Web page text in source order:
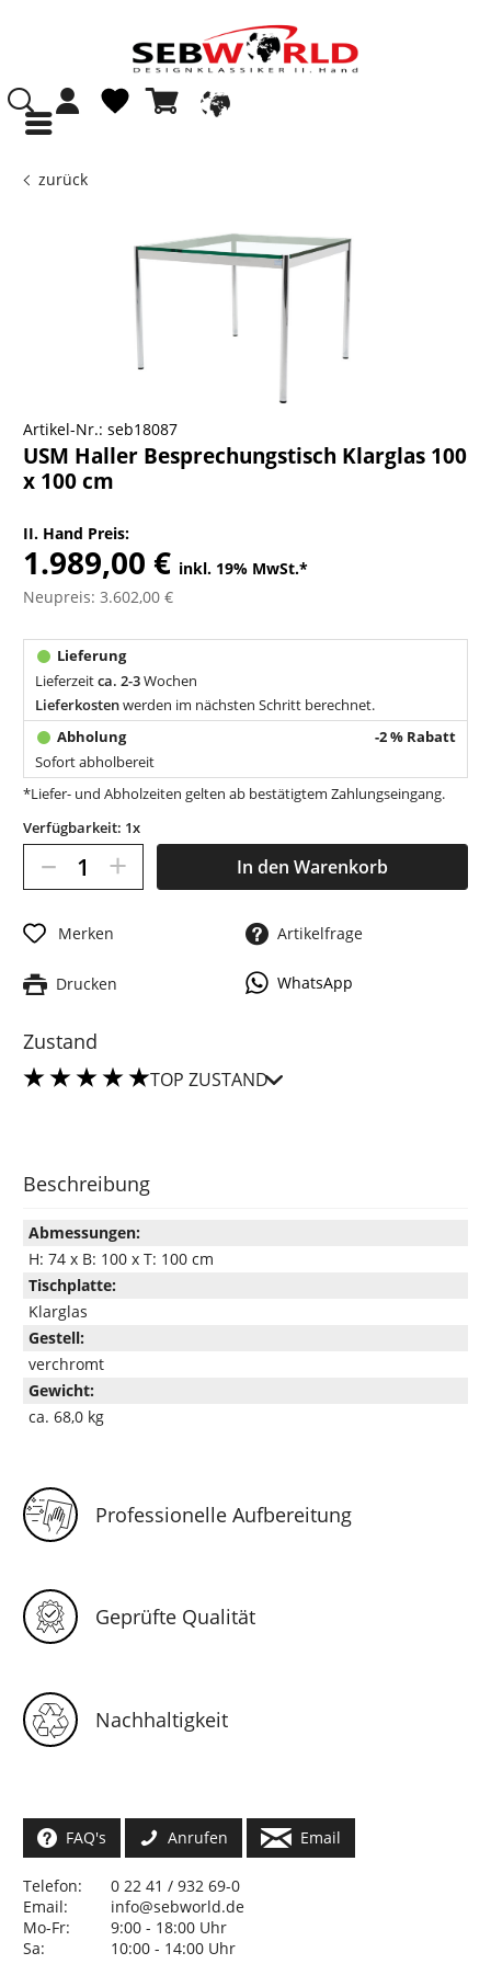
zurück
Artikel-Nr.: seb18087
USM Haller Besprechungstisch Klarglas 100
x 100 cm
II. Hand Preis:
1.989,00 € inkl. 19% MwSt.*
Neupreis: 3.602,00 €
Lieferzeitca. 2-3Wochen
Lieferkostenwerden im nächsten Schritt berechnet.
-2 % Rabatt
Sofort abholbereit
*Liefer- und Abholzeiten gelten ab bestätigtem Zahlungseingang.
Verfügbarkeit: 1x
– + In den Warenkorb
Merken Artikelfrage
Drucken WhatsApp
Zustand
TOP ZUSTAND
Beschreibung
Abmessungen:
H: 74 x B: 100 x T: 100 cm
Tischplatte:
Klarglas
Gestell:
verchromt
Gewicht:
ca. 68,0 kg
Professionelle Aufbereitung
Geprüfte Qualität
Nachhaltigkeit
FAQ's Anrufen Email
Telefon:
0 22 41 / 932 69-0
Email:
info@sebworld.de
Mo-Fr:
9:00 - 18:00 Uhr
Sa:
10:00 - 14:00 Uhr